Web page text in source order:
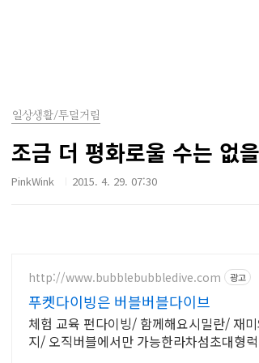
일상생활/투덜거림
조금 더 평화로울 수는 없
PinkWink 2015. 4. 29. 07:30
http://www.bubblebubbledive.com 광고
푸켓다이빙은 버블버블다이브
체험 교육 펀다이빙/ 함께해요시밀란/ 재미와 안전 친절 /입문부터 강사까지/ 공항픽업 연계숙소호텔패키
지/ 오직버블에서만 가능한라차섬초대형